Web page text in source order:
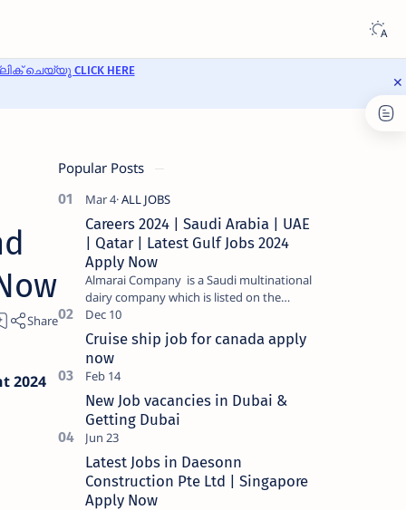
ചെയ്യൂ CLICK HERE
2024
Popular Posts
Careers 2024 | Saudi Arabia | UAE
| Qatar | Latest Gulf Jobs 2024
Apply Now
Almarai Company is a Saudi multinational
dairy company which is listed on the
Tadawul stock exchange. It specializes in
food and bevera…
Cruise ship job for canada apply
now
New Job vacancies in Dubai &
Getting Dubai
Latest Jobs in Daesonn
Construction Pte Ltd | Singapore
Apply Now